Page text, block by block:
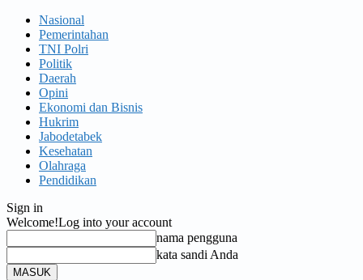
Nasional
Pemerintahan
TNI Polri
Politik
Daerah
Opini
Ekonomi dan Bisnis
Hukrim
Jabodetabek
Kesehatan
Olahraga
Pendidikan
Sign in
Welcome!Log into your account
nama pengguna
kata sandi Anda